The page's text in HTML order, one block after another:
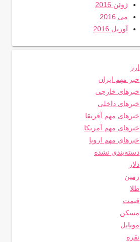
ژوئن 2016
می 2016
آوریل 2016
ارز
خبر مهم ایران
خبرهای خارجی
خبرهای داخلی
خبرهای مهم آفریقا
خبرهای مهم آمریکا
خبرهای مهم اروپا
دسته‌بندی نشده
دلار
زمین
طلا
قیمت
مسکن
موبایل
نقره